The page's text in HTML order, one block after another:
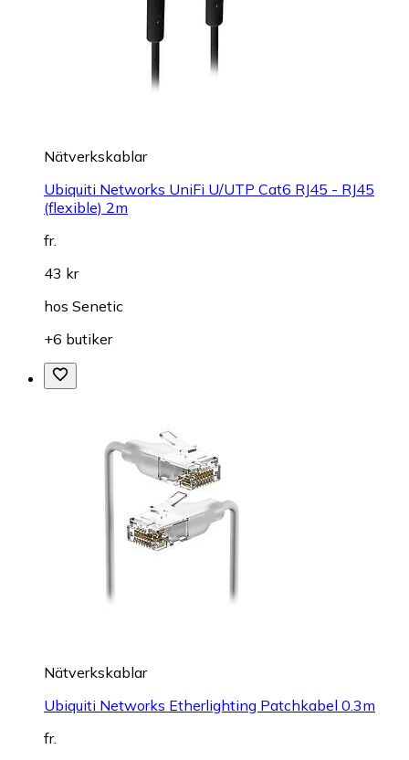
Nätverkskablar
Ubiquiti Networks UniFi U/UTP Cat6 RJ45 - RJ45
(flexible) 2m
fr.
43 kr
hos Senetic
+6 butiker
Nätverkskablar
Ubiquiti Networks Etherlighting Patchkabel 0.3m
fr.